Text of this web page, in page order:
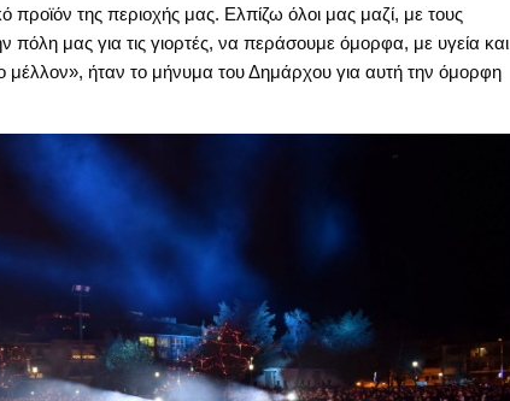
προϊόν της περιοχής μας. Ελπίζω όλοι μας μαζί, με τους
πόλη μας για τις γιορτές, να περάσουμε όμορφα, με υγεία και
μέλλον», ήταν το μήνυμα του Δημάρχου για αυτή την όμορφη